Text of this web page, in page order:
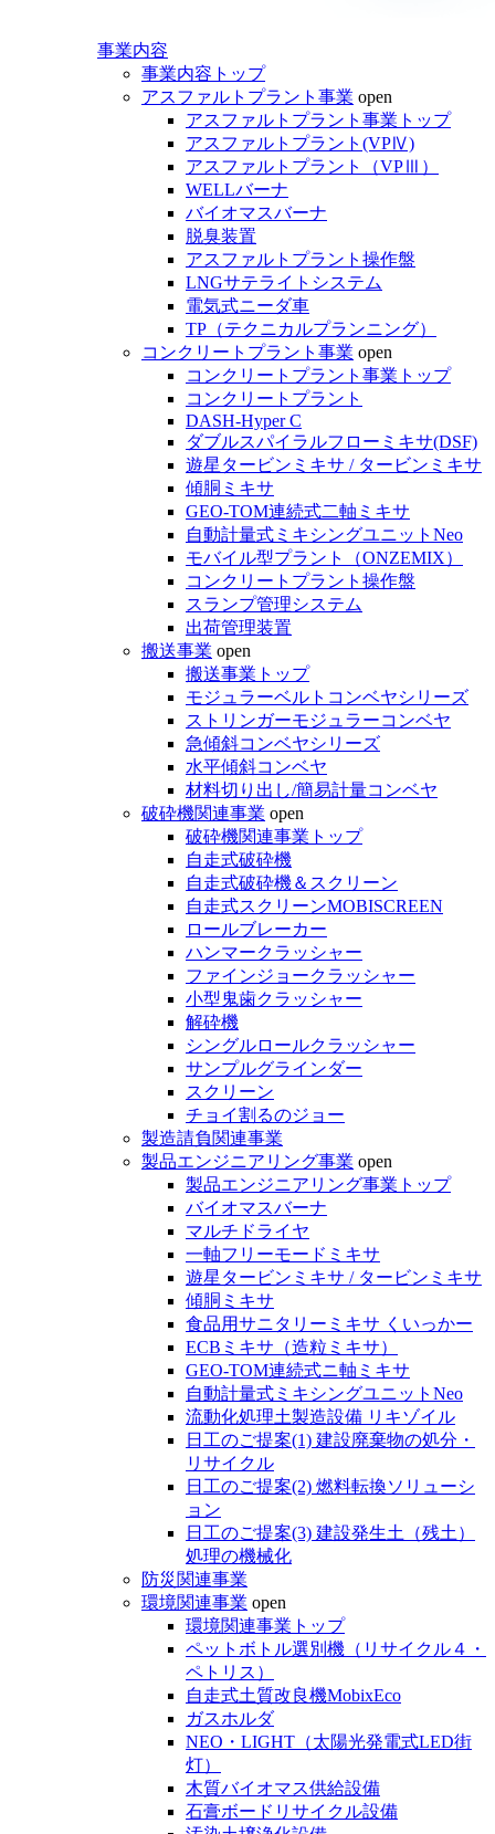
事業内容
事業内容トップ
アスファルトプラント事業 open
アスファルトプラント事業トップ
アスファルトプラント(VPⅣ)
アスファルトプラント（VPⅢ）
WELLバーナ
バイオマスバーナ
脱臭装置
アスファルトプラント操作盤
LNGサテライトシステム
電気式ニーダ車
TP（テクニカルプランニング）
コンクリートプラント事業 open
コンクリートプラント事業トップ
コンクリートプラント
DASH-Hyper C
ダブルスパイラルフローミキサ(DSF)
遊星タービンミキサ / タービンミキサ
傾胴ミキサ
GEO-TOM連続式二軸ミキサ
自動計量式ミキシングユニットNeo
モバイル型プラント（ONZEMIX）
コンクリートプラント操作盤
スランプ管理システム
出荷管理装置
搬送事業 open
搬送事業トップ
モジュラーベルトコンベヤシリーズ
ストリンガーモジュラーコンベヤ
急傾斜コンベヤシリーズ
水平傾斜コンベヤ
材料切り出し/簡易計量コンベヤ
破砕機関連事業 open
破砕機関連事業トップ
自走式破砕機
自走式破砕機＆スクリーン
自走式スクリーンMOBISCREEN
ロールブレーカー
ハンマークラッシャー
ファインジョークラッシャー
小型鬼歯クラッシャー
解砕機
シングルロールクラッシャー
サンプルグラインダー
スクリーン
チョイ割るのジョー
製造請負関連事業
製品エンジニアリング事業 open
製品エンジニアリング事業トップ
バイオマスバーナ
マルチドライヤ
一軸フリーモードミキサ
遊星タービンミキサ / タービンミキサ
傾胴ミキサ
食品用サニタリーミキサ くいっかー
ECBミキサ（造粒ミキサ）
GEO-TOM連続式ニ軸ミキサ
自動計量式ミキシングユニットNeo
流動化処理土製造設備 リキゾイル
日工のご提案(1) 建設廃棄物の処分・
リサイクル
日工のご提案(2) 燃料転換ソリューシ
ョン
日工のご提案(3) 建設発生土（残土）
処理の機械化
防災関連事業
環境関連事業 open
環境関連事業トップ
ペットボトル選別機（リサイクル４・
ペトリス）
自走式土質改良機MobixEco
ガスホルダ
NEO・LIGHT（太陽光発電式LED街
灯）
木質バイオマス供給設備
石膏ボードリサイクル設備